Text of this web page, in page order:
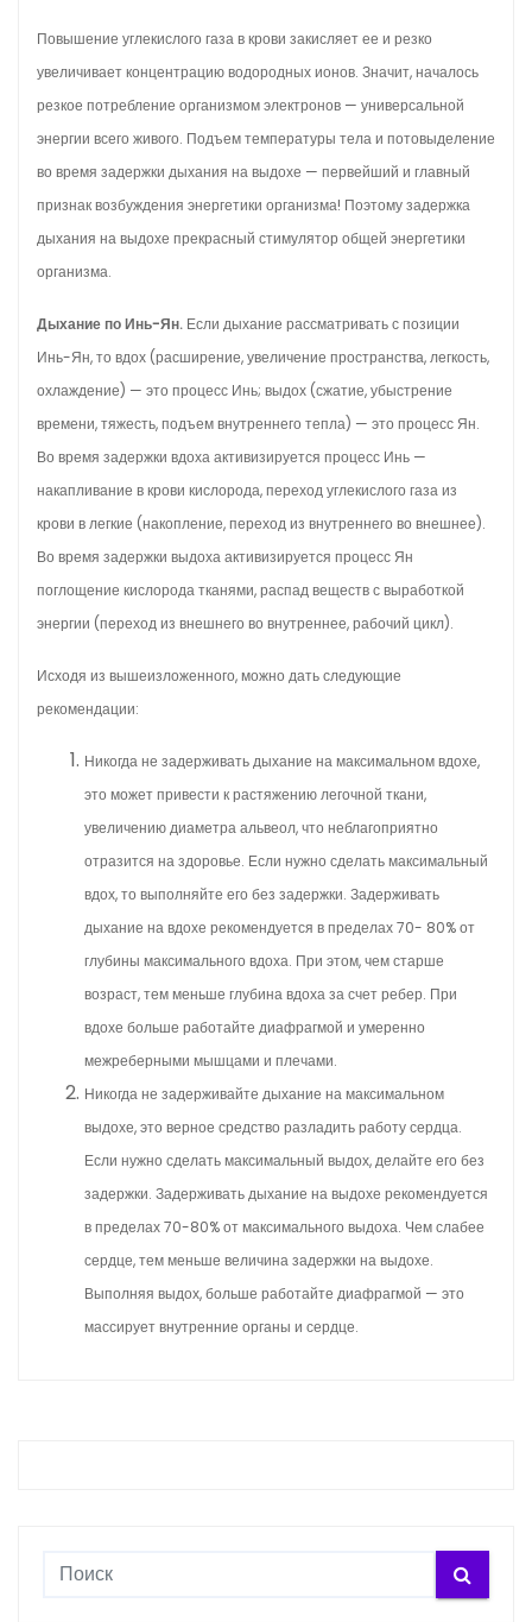
Повышение углекислого газа в крови закисляет ее и резко
увеличивает концентрацию водородных ионов. Значит, началось
резкое потребление организмом электронов — универсальной
энергии всего живого. Подъем температуры тела и потовыделение
во время задержки дыхания на выдохе — первейший и главный
признак возбуждения энергетики организма! Поэтому задержка
дыхания на выдохе прекрасный стимулятор общей энергетики
организма.
Дыхание по Инь-Ян. Если дыхание рассматривать с позиции
Инь-Ян, то вдох (расширение, увеличение пространства, легкость,
охлаждение) — это процесс Инь; выдох (сжатие, убыстрение
времени, тяжесть, подъем внутреннего тепла) — это процесс Ян.
Во время задержки вдоха активизируется процесс Инь —
накапливание в крови кислорода, переход углекислого газа из
крови в легкие (накопление, переход из внутреннего во внешнее).
Во время задержки выдоха активизируется процесс Ян
поглощение кислорода тканями, распад веществ с выработкой
энергии (переход из внешнего во внутреннее, рабочий цикл).
Исходя из вышеизложенного, можно дать следующие
рекомендации:
Никогда не задерживать дыхание на максимальном вдохе,
это может привести к растяжению легочной ткани,
увеличению диаметра альвеол, что неблагоприятно
отразится на здоровье. Если нужно сделать максимальный
вдох, то выполняйте его без задержки. Задерживать
дыхание на вдохе рекомендуется в пределах 70- 80% от
глубины максимального вдоха. При этом, чем старше
возраст, тем меньше глубина вдоха за счет ребер. При
вдохе больше работайте диафрагмой и умеренно
межреберными мышцами и плечами.
Никогда не задерживайте дыхание на максимальном
выдохе, это верное средство разладить работу сердца.
Если нужно сделать максимальный выдох, делайте его без
задержки. Задерживать дыхание на выдохе рекомендуется
в пределах 70-80% от максимального выдоха. Чем слабее
сердце, тем меньше величина задержки на выдохе.
Выполняя выдох, больше работайте диафрагмой — это
массирует внутренние органы и сердце.